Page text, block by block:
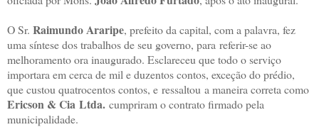
O Sr. Raimundo Araripe, prefeito da capital, com a palavra, fez
uma síntese dos trabalhos de seu governo, para referir-se ao
melhoramento ora inaugurado. Esclareceu que todo o serviço
importara em cerca de mil e duzentos contos, exceção do prédio,
que custou quatrocentos contos, e ressaltou a maneira correta como
Ericson & Cia Ltda. cumpriram o contrato firmado pela
municipalidade.